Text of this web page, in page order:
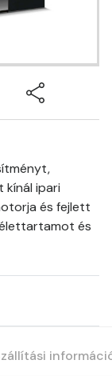
kínál ipari
és fejlett
és